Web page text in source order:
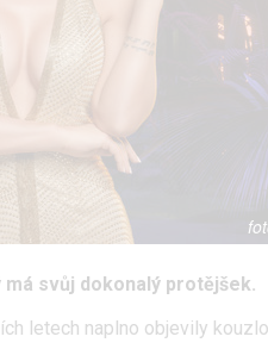
svůj dokonalý protějšek.
letech naplno objevily